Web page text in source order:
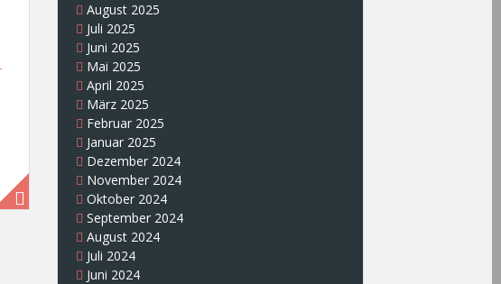
August 2025
Juli 2025
Juni 2025
Mai 2025
April 2025
März 2025
Februar 2025
Januar 2025
Dezember 2024
November 2024
Oktober 2024
September 2024
August 2024
Juli 2024
Juni 2024